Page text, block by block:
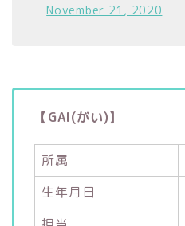
November 21, 2020
【GAI(がい)】
所属
生年月日